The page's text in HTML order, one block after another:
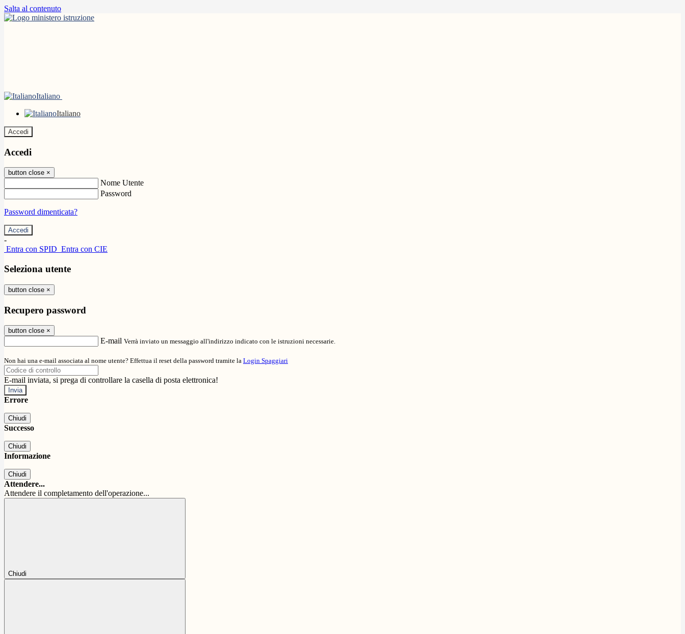
Salta al contenuto
Italiano
Italiano
Accedi
Accedi
button close ×
Nome Utente
Password
Password dimenticata?
-
Entra con SPID Entra con CIE
Seleziona utente
button close ×
Recupero password
button close ×
E-mail Verrà inviato un messaggio all'indirizzo indicato con le istruzioni necessarie.
Non hai una e-mail associata al nome utente? Effettua il reset della password tramite la Login Spaggiari
E-mail inviata, si prega di controllare la casella di posta elettronica!
Errore
Chiudi
Successo
Chiudi
Informazione
Chiudi
Attendere...
Attendere il completamento dell'operazione...
Chiudi